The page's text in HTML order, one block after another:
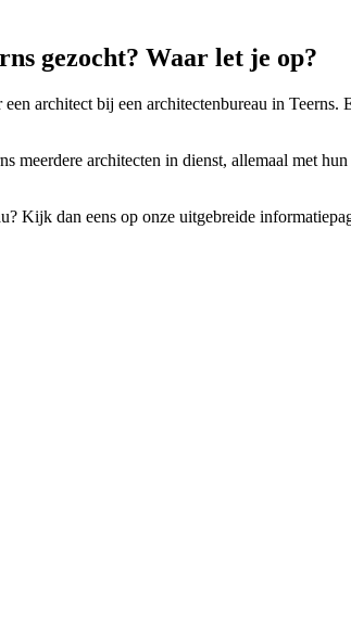
gezocht? Waar let je op?
architect bij een architectenbureau in
meerdere architecten in dienst, allemaal met
Kijk dan eens op onze uitgebreide